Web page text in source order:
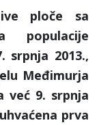
ploče sa
populacije
srpnja 2013.,
Međimurja
već 9. srpnja
prva